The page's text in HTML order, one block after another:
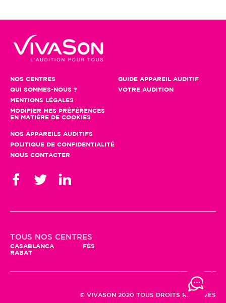
NOS CENTRES
QUI SOMMES-NOUS ?
MENTIONS LÉGALES
MODIFIER MES PRÉFÉRENCES
EN MATIÈRE DE COOKIES
GUIDE APPAREIL AUDITIF
VOTRE AUDITION
NOS APPAREILS AUDITIFS
POLITIQUE DE CONFIDENTIALITÉ
NOUS CONTACTER
TOUS NOS CENTRES
CASABLANCA
FÈS
RABAT
© VIVASON 2020 TOUS DROITS RÉSERVÉS